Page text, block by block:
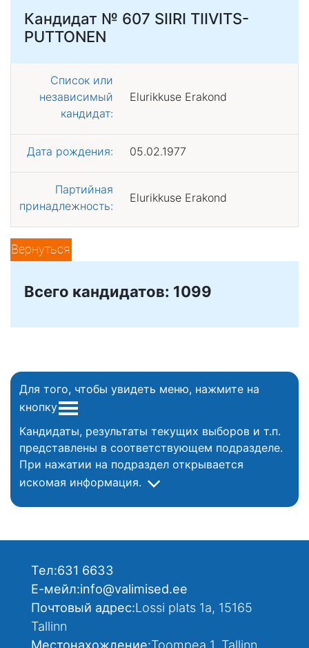
Кандидат № 607 SIIRI TIIVITS-
PUTTONEN
Список или
независимый
кандидат:
Elurikkuse Erakond
Дата рождения: 05.02.1977
Партийная
принадлежность:
Elurikkuse Erakond
Вернуться
Всего кандидатов: 1099
Для того, чтобы увидеть меню, нажмите на
кнопку
Кандидаты, результаты текущих выборов и т.п.
представлены в соответствующем подразделе.
При нажатии на подраздел открывается
искомая информация.
Тел:631 6633
Е-мейл:info@valimised.ee
Почтовый адрес:Lossi plats 1a, 15165
Tallinn
Местонахождение:Toompea 1, Tallinn